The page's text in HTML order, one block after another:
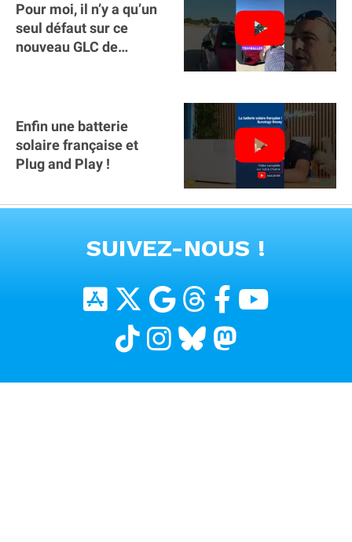
Pour moi, il n’y a qu’un
seul défaut sur ce
nouveau GLC de
Enfin une batterie
solaire française et
Plug and Play !
SUIVEZ-NOUS !